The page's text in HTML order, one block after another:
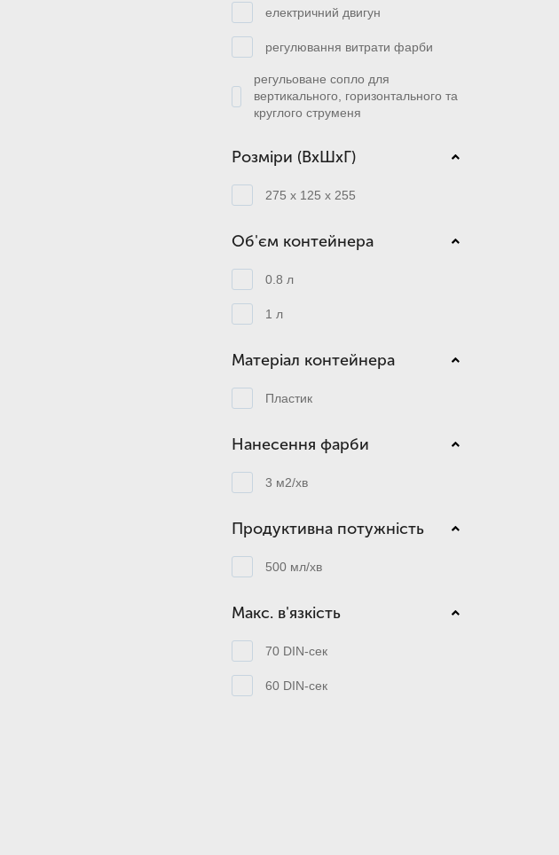
електричний двигун
регулювання витрати фарби
регульоване сопло для
вертикального, горизонтального та
круглого струменя
Розміри (ВхШхГ)
275 x 125 x 255
Об'єм контейнера
0.8 л
1 л
Матеріал контейнера
Пластик
Нанесення фарби
3 м2/хв
Продуктивна потужність
500 мл/хв
Макс. в'язкість
70 DIN-сек
60 DIN-сек